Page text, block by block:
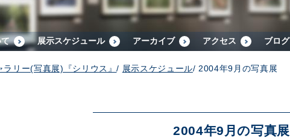
展示スケジュール アーカイブ アクセス ブログ
ラリー(写真展)『シリウス』/ 展示スケジュール/ 2004年9月の写真展
2004年9月の写真展
アーカイブ